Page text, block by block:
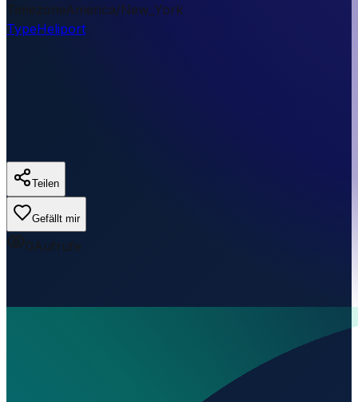
TimezoneAmerica/New_York
TypeHeliport
Teilen
Gefällt mir
0Aufrufe